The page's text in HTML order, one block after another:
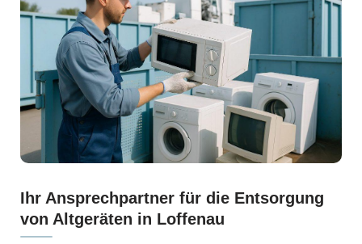
Ihr Ansprechpartner für die Entsorgung
von Altgeräten in Loffenau